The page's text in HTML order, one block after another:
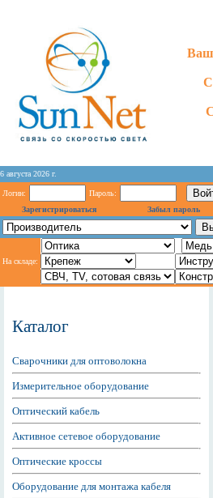
6 августа 2026 г.
Логин:
Пароль:
Зарегистрироваться
Забыл пароль
На складе:
Каталог
Сварочники для оптоволокна
Измерительное оборудование
Оптический кабель
Активное сетевое оборудование
Оптические кроссы
Оборудование для монтажа кабеля